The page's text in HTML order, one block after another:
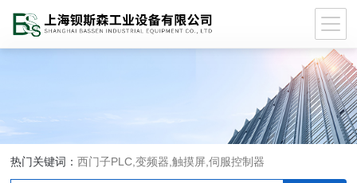
热门关键词：西门子PLC,变频器,触摸屏,伺服控制器